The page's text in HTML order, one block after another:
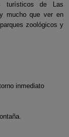
turísticos de Las
mucho que ver en
zoológicos y
inmediato